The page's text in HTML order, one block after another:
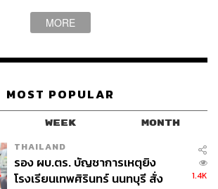
ABOUT THE AUTHOR
THE STANDARD TEAM
กองบรรณาธิการ THE STANDARD
MORE
MOST POPULAR
WEEK MONTH
THAILAND
รอง ผบ.ตร. บัญชาการเหตุยิง
โรงเรียนเทพศิรินทร์ นนทบุรี สั่ง
1.4K